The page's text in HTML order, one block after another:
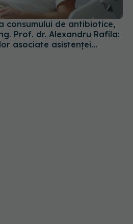
Prof. dr. Alexandru Rafila:
asociate asistenței